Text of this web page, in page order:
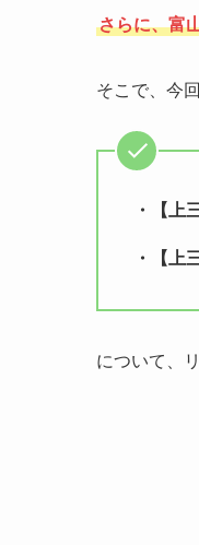
さらに、富
そこで、今
・【上
・【上
について、